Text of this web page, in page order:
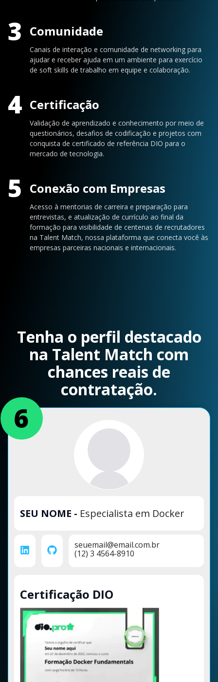
3 Comunidade
Canais de interação e comunidade de networking para
ajudar e receber ajuda em um ambiente para exercício
de soft skills de trabalho em equipe e colaboração.
4 Certificação
Validação de aprendizado e conhecimento por meio de
questionários, desafios de codificação e projetos com
conquista de certificado de referência DIO para o
mercado de tecnologia.
5 Conexão com Empresas
Acesso à mentorias de carreira e preparação para
entrevistas, e atualização de currículo ao final da
formação para visibilidade de centenas de recrutadores
na Talent Match, nossa plataforma que conecta você às
empresas parceiras nacionais e internacionais.
Tenha o perfil destacado
na Talent Match com
chances reais de
contratação.
SEU NOME - Especialista em Docker
seuemail@email.com.br
(12) 3 4564-8910
Certificação DIO